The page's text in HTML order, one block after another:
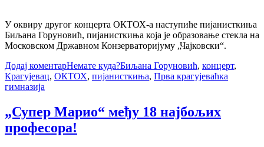
У оквиру другог концерта ОКТОХ-а наступиће пијанисткиња
Биљана Горуновић, пијанисткиња која је образовање стекла на
Московском Државном Конзерваторијуму „Чајковски“.
Додај коментарНемате куда?Биљана Горуновић, концерт,
Крагујевац, ОКТОХ, пијанисткиња, Прва крагујеваћка
гимназија
„Супер Марио“ међу 18 најбољих
професора!